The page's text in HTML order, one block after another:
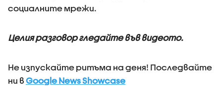
социалните мрежи.
Целия разговор гледайте във видеото.
Не изпускайте ритъма на деня! Последвайте
ни в Google News Showcase